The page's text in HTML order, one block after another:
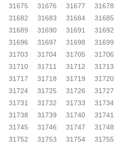
31675 31676 31677
31678
31682 31683 31684
31685
31689 31690 31691
31692
31696 31697 31698
31699
31703 31704 31705
31706
31710 31711 31712
31713
31717 31718 31719
31720
31724 31725 31726
31727
31731 31732 31733
31734
31738 31739 31740
31741
31745 31746 31747
31748
31752 31753 31754
31755